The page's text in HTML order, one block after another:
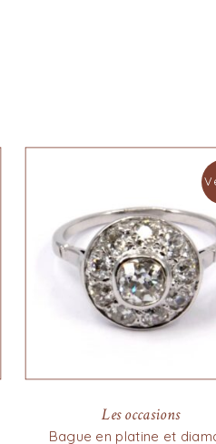
Les occasions
Bague en platine et